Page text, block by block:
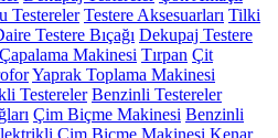
Testereler Testere Aksesuarları Tilki
Testere Bıçağı Dekupaj Testere
Çapalama Makinesi Tırpan Çit
Yaprak Toplama Makinesi
Testereler Benzinli Testereler
Çim Biçme Makinesi Benzinli
Çim Biçme Makinesi Kenar